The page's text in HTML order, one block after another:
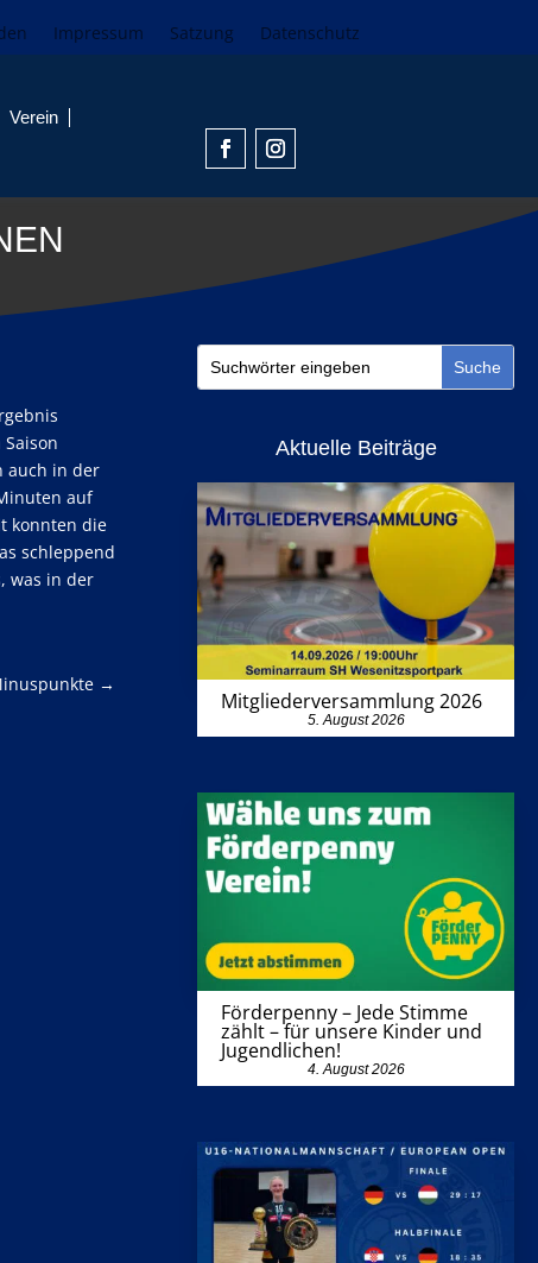
Impressum Satzung Datenschutz
Verein
auch in der
auf
konnten die
schleppend
was in der
→
Aktuelle Beiträge
Mitgliederversammlung 2026
5. August 2026
Förderpenny – Jede Stimme
zählt – für unsere Kinder und
Jugendlichen!
4. August 2026